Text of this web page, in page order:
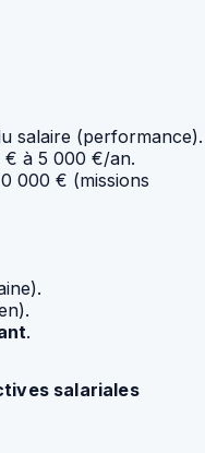
salaire (performance).
€ à 5 000 €/an.
000 € (missions
.
salariales